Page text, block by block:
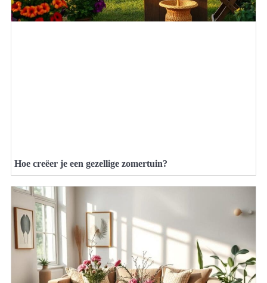
Hoe creëer je een gezellige zomertuin?